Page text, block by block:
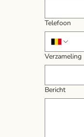
Telefoon
Verzameling
Bericht